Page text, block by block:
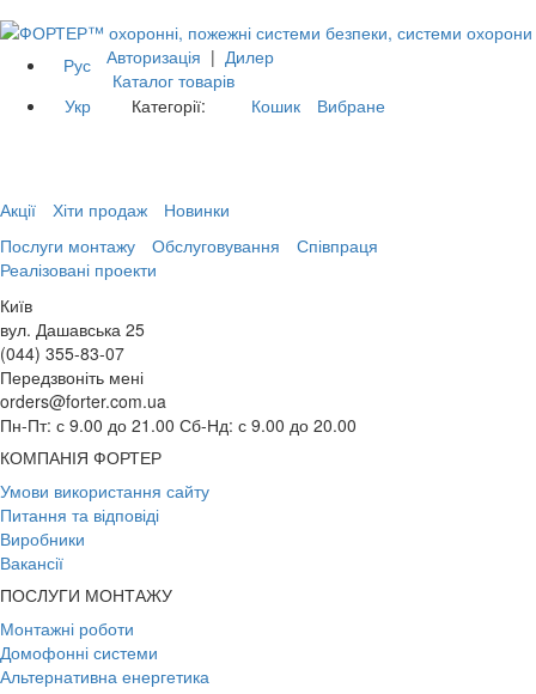
Рус
Укр
Авторизація | Дилер
Каталог товарів
Категорії:
Кошик Вибране
Акції Хіти продаж
Новинки
Послуги монтажу
Обслуговування
Співпраця
Реалізовані проекти
Київ
вул. Дашавська 25
(044) 355-83-07
Передзвоніть мені
orders@forter.com.ua
Пн-Пт: с 9.00 до 21.00 Сб-Нд: с 9.00 до 20.00
КОМПАНІЯ ФОРТЕР
Умови використання сайту
Питання та відповіді
Виробники
Вакансії
ПОСЛУГИ МОНТАЖУ
Монтажні роботи
Домофонні системи
Альтернативна енергетика